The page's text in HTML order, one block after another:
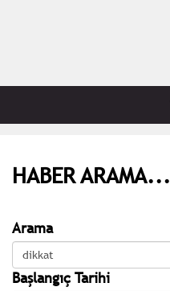
HABER ARAMA...
Arama
Başlangıç Tarihi